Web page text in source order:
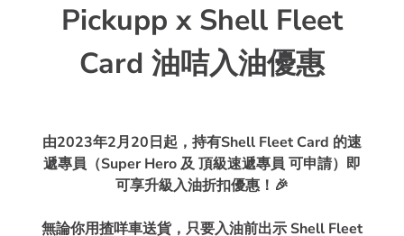
Pickupp x Shell Fleet
Card 油咭入油優惠
由2023年2月20日起，持有Shell Fleet Card 的速
遞專員（Super Hero 及 頂級速遞專員 可申請）即
可享升級入油折扣優惠！🎉
無論你用揸咩車送貨，只要入油前出示 Shell Fleet